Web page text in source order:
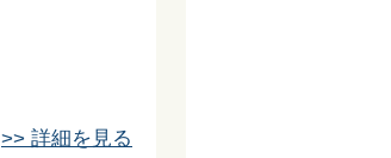
>> 詳細を見る